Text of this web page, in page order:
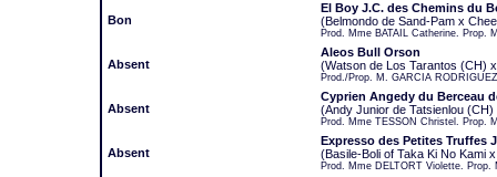
Bon
El Boy J.C. des Chemins du
(Belmondo de Sand-Pam x
Prod. Mme BATAIL Catherine. Prop.
Absent
Aleos Bull Orson
(Watson de Los Tarantos (CH)
Prod./Prop. M. GARCIA
Absent
Cyprien Angedy du Berceau
(Andy Junior de Tatsienlou
Prod. Mme TESSON Christel. Prop.
Absent
Expresso des Petites Truffes
(Basile-Boli of Taka Ki No Kami
Prod. Mme DELTORT Violette. Prop.